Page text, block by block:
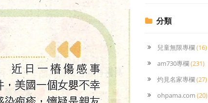
分類
兒童無限專欄(16)
am730專欄(231)
灼見名家專欄(27)
ohpama.com (20)